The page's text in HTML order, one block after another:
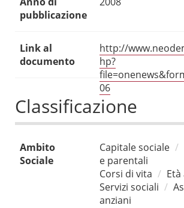
pubblicazione
Link al
documento
http://
hp?
06
Classificazione
Ambito
Sociale
Capitale sociale
e parentali
Corsi di vita
Età
Servizi sociali
anziani